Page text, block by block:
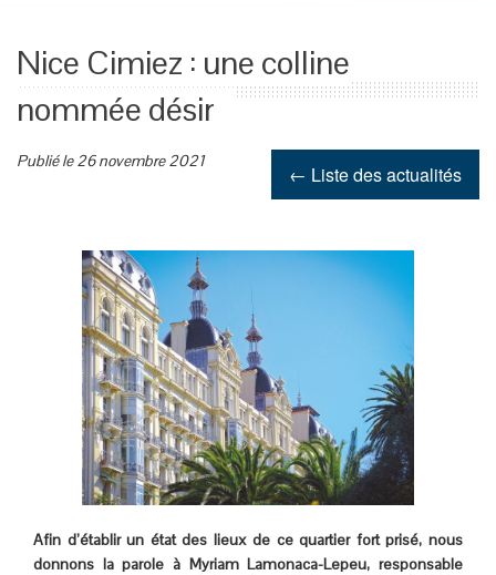
Nice Cimiez : une colline
nommée désir
← Liste des actualités
Publié le 26 novembre 2021
Afin d’établir un état des lieux de ce quartier fort prisé, nous
donnons la parole à Myriam Lamonaca-Lepeu, responsable